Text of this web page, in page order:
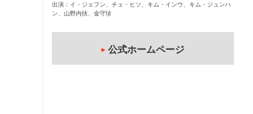
出演：イ・ジェフン、チェ・ヒソ、キム・インウ、キム・ジュンハ
ン、山野内扶、金守珍
公式ホームページ